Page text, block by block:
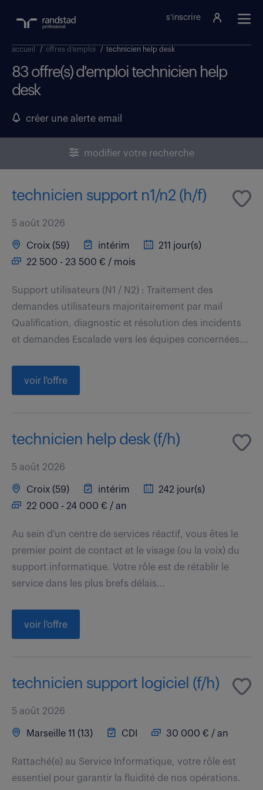
s'inscrire
accueil / offres d'emploi / technicien help desk
83 offre(s) d'emploi technicien help
desk
créer une alerte email
modifier votre recherche
technicien support n1/n2 (h/f)
5 août 2026
Croix (59) intérim
211 jour(s)
22 500 - 23 500 € / mois
Support utilisateurs (N1 / N2) : Traitement des
demandes utilisateurs majoritairement par mail
Qualification, diagnostic et résolution des incidents
et demandes Escalade vers les équipes concernées...
voir l'offre
technicien help desk (f/h)
5 août 2026
Croix (59) intérim
242 jour(s)
22 000 - 24 000 € / an
Au sein d'un centre de services réactif, vous êtes le
premier point de contact et le visage (ou la voix) du
support informatique. Votre rôle est de rétablir le
service dans les plus brefs délais...
voir l'offre
technicien support logiciel (f/h)
5 août 2026
Marseille 11 (13) CDI 30 000 € / an
Rattaché(e) au Service Informatique, votre rôle est
essentiel pour garantir la fluidité de nos opérations.